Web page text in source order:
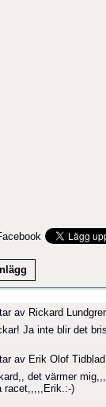
av Rickard
Ja inte blir det
av Erik Olof Tidblad
det värmer
racet,,,,,Erik.:-)